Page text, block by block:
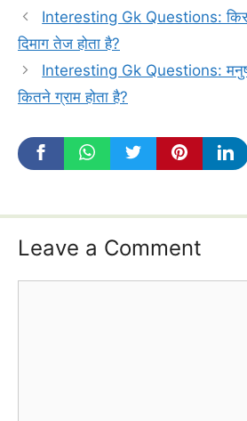
Interesting Gk Questions: किस
दिमाग तेज होता है?
Interesting Gk Questions:
कितने ग्राम होता है?
Leave a Comment